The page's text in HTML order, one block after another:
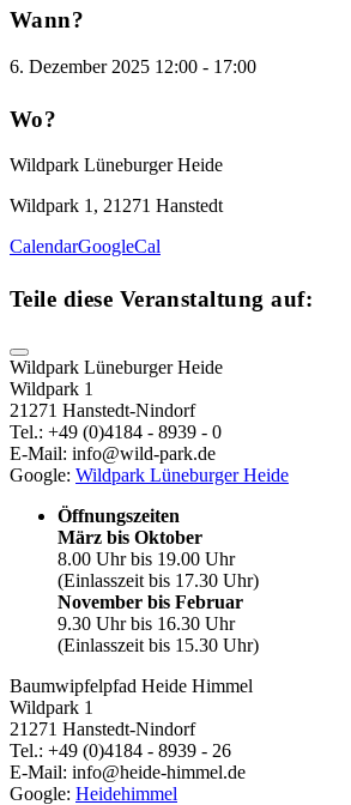
Wann?
6. Dezember 2025 12:00 - 17:00
Wo?
Wildpark Lüneburger Heide
Wildpark 1, 21271 Hanstedt
CalendarGoogleCal
Teile diese Veranstaltung auf:
Wildpark Lüneburger Heide
Wildpark 1
21271 Hanstedt-Nindorf
Tel.: +49 (0)4184 - 8939 - 0
E-Mail: info@wild-park.de
Google: Wildpark Lüneburger Heide
Öffnungszeiten
März bis Oktober
8.00 Uhr bis 19.00 Uhr
(Einlasszeit bis 17.30 Uhr)
November bis Februar
9.30 Uhr bis 16.30 Uhr
(Einlasszeit bis 15.30 Uhr)
Baumwipfelpfad Heide Himmel
Wildpark 1
21271 Hanstedt-Nindorf
Tel.: +49 (0)4184 - 8939 - 26
E-Mail: info@heide-himmel.de
Google: Heidehimmel